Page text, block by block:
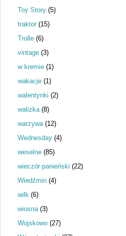
Toy Story (5)
traktor (15)
Trolle (6)
vintage (3)
w kremie (1)
wakacje (1)
walentynki (2)
walizka (8)
warzywa (12)
Wednesday (4)
weselne (85)
wieczór panieński (22)
Wiedźmin (4)
wilk (6)
wiosna (3)
Wojskowo (27)